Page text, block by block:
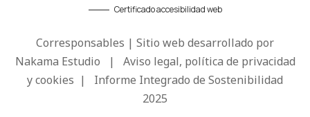
Certificado accesibilidad web
Corresponsables | Sitio web desarrollado por
Nakama Estudio | Aviso legal, política de privacidad
y cookies | Informe Integrado de Sostenibilidad
2025